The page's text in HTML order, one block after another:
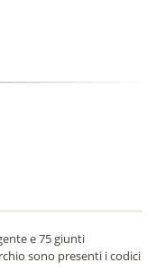
e 75 giunti
sono presenti i codici